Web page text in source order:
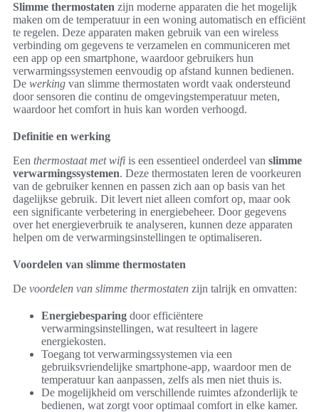
Slimme thermostaten zijn moderne apparaten die het mogelijk
maken om de temperatuur in een woning automatisch en efficiënt
te regelen. Deze apparaten maken gebruik van een wireless
verbinding om gegevens te verzamelen en communiceren met
een app op een smartphone, waardoor gebruikers hun
verwarmingssystemen eenvoudig op afstand kunnen bedienen.
De werking van slimme thermostaten wordt vaak ondersteund
door sensoren die continu de omgevingstemperatuur meten,
waardoor het comfort in huis kan worden verhoogd.
Definitie en werking
Een thermostaat met wifi is een essentieel onderdeel van slimme
verwarmingssystemen. Deze thermostaten leren de voorkeuren
van de gebruiker kennen en passen zich aan op basis van het
dagelijkse gebruik. Dit levert niet alleen comfort op, maar ook
een significante verbetering in energiebeheer. Door gegevens
over het energieverbruik te analyseren, kunnen deze apparaten
helpen om de verwarmingsinstellingen te optimaliseren.
Voordelen van slimme thermostaten
De voordelen van slimme thermostaten zijn talrijk en omvatten:
Energiebesparing door efficiëntere
verwarmingsinstellingen, wat resulteert in lagere
energiekosten.
Toegang tot verwarmingssystemen via een
gebruiksvriendelijke smartphone-app, waardoor men de
temperatuur kan aanpassen, zelfs als men niet thuis is.
De mogelijkheid om verschillende ruimtes afzonderlijk te
bedienen, wat zorgt voor optimaal comfort in elke kamer.